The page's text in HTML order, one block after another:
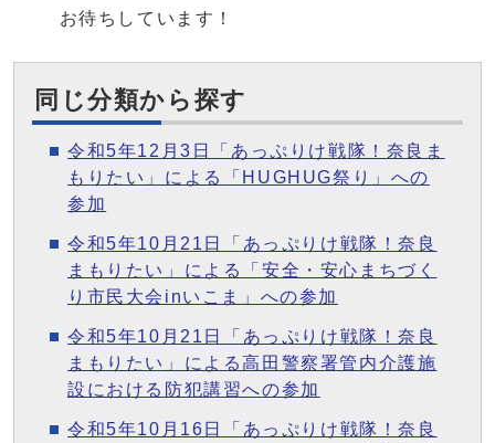
お待ちしています！
同じ分類から探す
令和5年12月3日「あっぷりけ戦隊！奈良ま
もりたい」による「HUGHUG祭り」への
参加
令和5年10月21日「あっぷりけ戦隊！奈良
まもりたい」による「安全・安心まちづく
り市民大会inいこま」への参加
令和5年10月21日「あっぷりけ戦隊！奈良
まもりたい」による高田警察署管内介護施
設における防犯講習への参加
令和5年10月16日「あっぷりけ戦隊！奈良